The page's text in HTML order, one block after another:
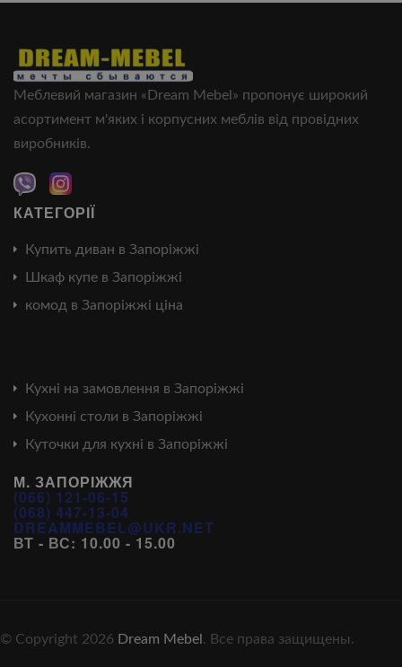
Меблевий магазин «Dream Mebel» пропонує широкий
асортимент м'яких і корпусних меблів від провідних
виробників.
КАТЕГОРІЇ
Купить диван в Запоріжжі
Шкаф купе в Запоріжжі
комод в Запоріжжі ціна
Кухні на замовлення в Запоріжжі
Кухонні столи в Запоріжжі
Куточки для кухні в Запоріжжі
М. ЗАПОРІЖЖЯ
(066) 121-06-15
(068) 447-13-04
DREAMMEBEL@UKR.NET
ВТ - ВС: 10.00 - 15.00
© Copyright 2026 Dream Mebel . Все права защищены.